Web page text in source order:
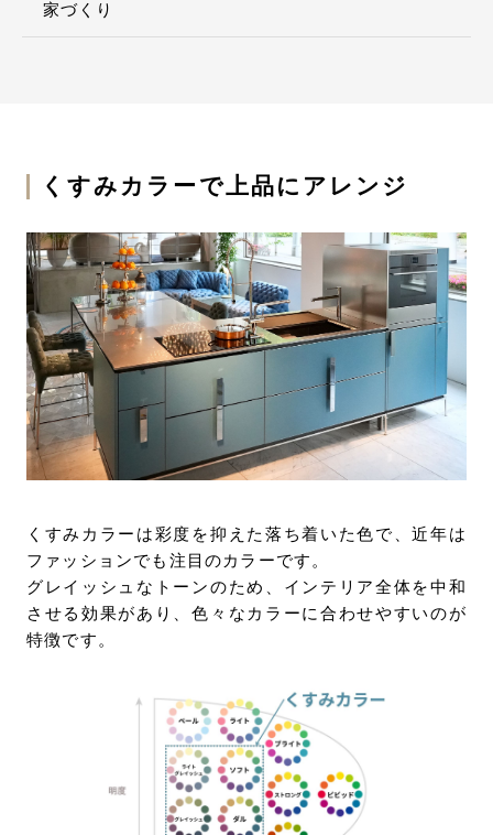
家づくり
くすみカラーで上品にアレンジ
くすみカラーは彩度を抑えた落ち着いた色で、近年は
ファッションでも注目のカラーです。
グレイッシュなトーンのため、インテリア全体を中和
させる効果があり、色々なカラーに合わせやすいのが
特徴です。